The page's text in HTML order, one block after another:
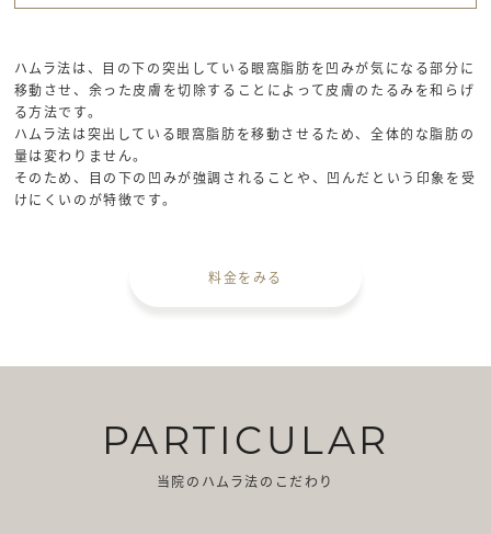
ハムラ法は、目の下の突出している眼窩脂肪を凹みが気になる部分に
移動させ、余った皮膚を切除することによって皮膚のたるみを和らげ
る方法です。
ハムラ法は突出している眼窩脂肪を移動させるため、全体的な脂肪の
量は変わりません。
そのため、目の下の凹みが強調されることや、凹んだという印象を受
けにくいのが特徴です。
料金をみる
PARTICULAR
当院のハムラ法のこだわり